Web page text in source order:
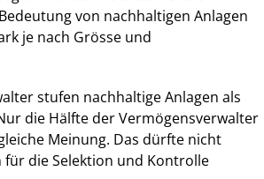
von nachhaltigen Anlagen
je nach Grösse und
stufen nachhaltige Anlagen als
die Hälfte der Vermögensverwalter
Meinung. Das dürfte nicht
die Selektion und Kontrolle